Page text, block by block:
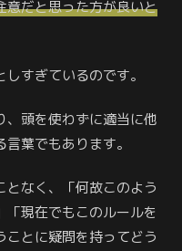
意だと思った方が良いと
すぎているのです。
、頭を使わずに適当に他
葉でもあります。
となく、「何故このよう
現在でもこのルールを
とに疑問を持ってどう